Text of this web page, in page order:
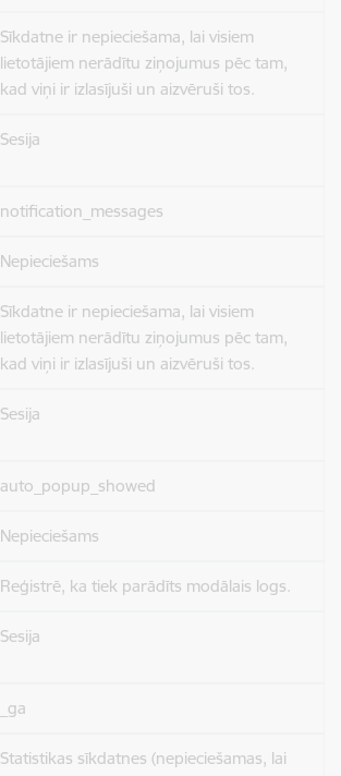
Sīkdatne ir nepieciešama, lai visiem
lietotājiem nerādītu ziņojumus pēc tam,
kad viņi ir izlasījuši un aizvēruši tos.
Sesija
notification_messages
Nepieciešams
Sīkdatne ir nepieciešama, lai visiem
lietotājiem nerādītu ziņojumus pēc tam,
kad viņi ir izlasījuši un aizvēruši tos.
Sesija
auto_popup_showed
Nepieciešams
Reģistrē, ka tiek parādīts modālais logs.
Sesija
_ga
Statistikas sīkdatnes (nepieciešamas, lai